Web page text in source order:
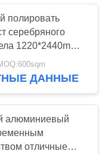
77
полировать
серебряного
1220*2440mm
ДАННЫЕ
алюминиевый
отличные